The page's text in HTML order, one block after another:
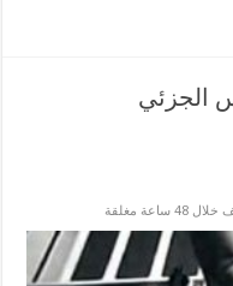
الجزئي